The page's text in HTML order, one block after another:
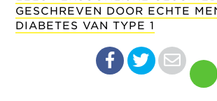
GESCHREVEN DOOR ECHTE
DIABETES VAN TYPE 1